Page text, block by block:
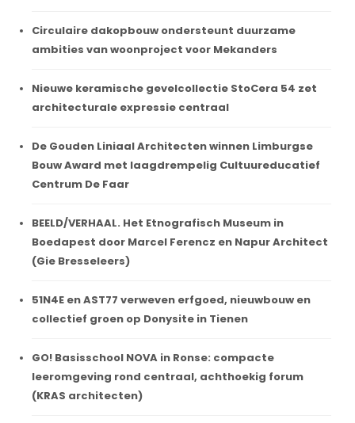
Circulaire dakopbouw ondersteunt duurzame
ambities van woonproject voor Mekanders
Nieuwe keramische gevelcollectie StoCera 54 zet
architecturale expressie centraal
De Gouden Liniaal Architecten winnen Limburgse
Bouw Award met laagdrempelig Cultuureducatief
Centrum De Faar
BEELD/VERHAAL. Het Etnografisch Museum in
Boedapest door Marcel Ferencz en Napur Architect
(Gie Bresseleers)
51N4E en AST77 verweven erfgoed, nieuwbouw en
collectief groen op Donysite in Tienen
GO! Basisschool NOVA in Ronse: compacte
leeromgeving rond centraal, achthoekig forum
(KRAS architecten)